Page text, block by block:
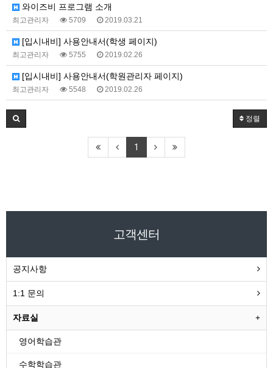
와이즈비 프로그램 소개
최고관리자 5709 2019.03.21
[입시내비] 사용안내서(학생 페이지)
최고관리자 5755 2019.02.26
[입시내비] 사용안내서(학원관리자 페이지)
최고관리자 5548 2019.02.26
정렬
1
고객센터
공지사항
1:1 문의
자료실
영어학습관
수학학습관